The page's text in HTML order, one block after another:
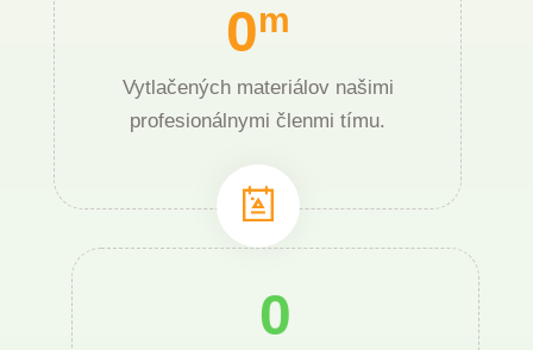
0m
Vytlačených materiálov našimi
profesionálnymi členmi tímu.
0